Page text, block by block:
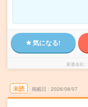
気になる!
派遣会社
未読 掲載日 2026/08/07